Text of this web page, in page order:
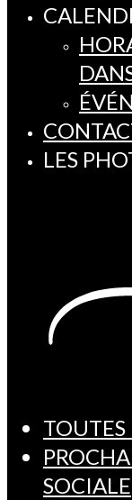
LES
TOUTES
SOCIALE